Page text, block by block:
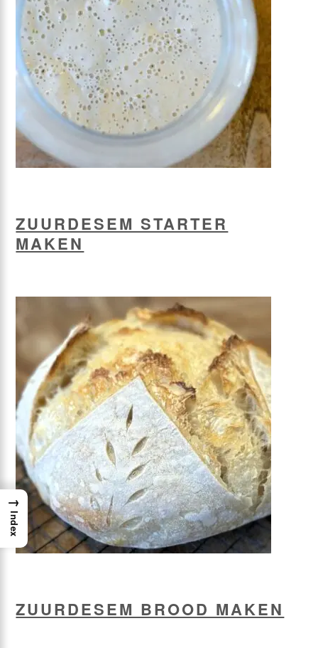
ZUURDESEM STARTER
MAKEN
ZUURDESEM BROOD MAKEN
→
Index